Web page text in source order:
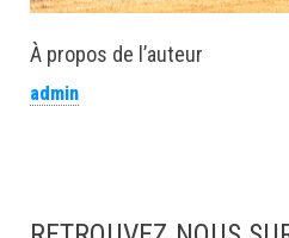
À propos de l’auteur
admin